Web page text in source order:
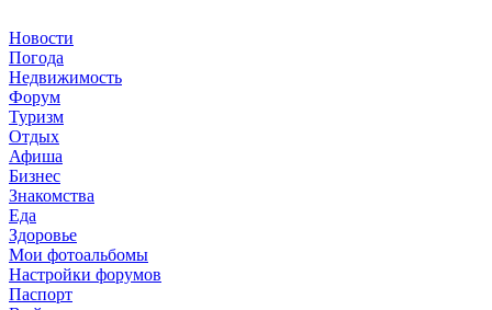
Новости
Погода
Недвижимость
Форум
Туризм
Отдых
Афиша
Бизнес
Знакомства
Еда
Здоровье
Мои фотоальбомы
Настройки форумов
Паспорт